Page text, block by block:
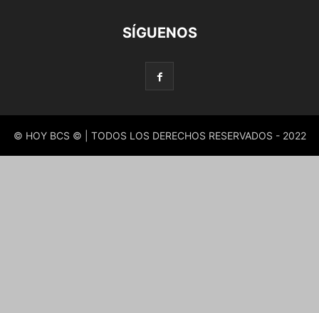
SÍGUENOS
© HOY BCS © | TODOS LOS DERECHOS RESERVADOS - 2022